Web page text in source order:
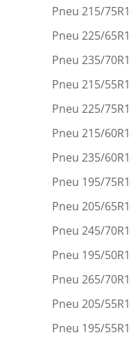
Pneu 215/
Pneu 225/
Pneu 235/
Pneu 215/
Pneu 225/
Pneu 215/
Pneu 235/
Pneu 195/
Pneu 205/
Pneu 245/
Pneu 195/
Pneu 265/
Pneu 205/
Pneu 195/